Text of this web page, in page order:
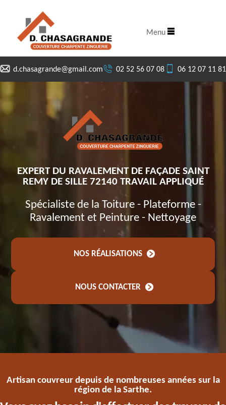
d.chasagrande@gmail.com 02 52 56 07 08 06 12 07 11 81
Menu
EXPERT DU RAVALEMENT DE FAÇADE SAINT
REMY DE SILLE 72140 TRAVAIL APPLIQUÉ
Spécialiste de la Toiture - Plateforme -
Ravalement et Peinture - Nettoyage
NOS RÉALISATIONS
NOUS CONTACTER
Artisan couvreur depuis de nombreuses années sur la
région de la Sarthe.